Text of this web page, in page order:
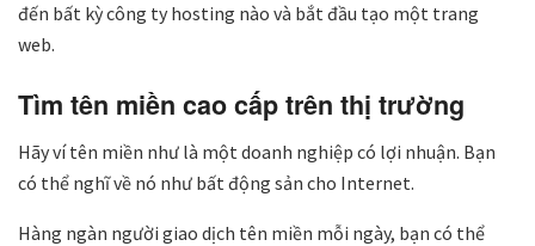
đến bất kỳ công ty hosting nào và bắt đầu tạo một trang
web.
Tìm tên miền cao cấp trên thị trường
Hãy ví tên miền như là một doanh nghiệp có lợi nhuận. Bạn
có thể nghĩ về nó như bất động sản cho Internet.
Hàng ngàn người giao dịch tên miền mỗi ngày, bạn có thể